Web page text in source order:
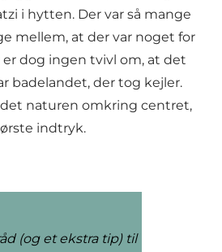
i hytten. Der var så mange
mellem, at der var noget for
er dog ingen tvivl om, at det
badelandet, der tog kejler.
det naturen omkring centret,
indtryk.
(og et ekstra tip) til Cykelferien